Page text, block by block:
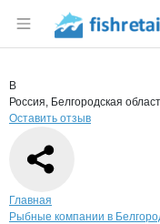
Раздел
Страница
Страница компании
Краткая
В
Россия, Белгородская
Оставить отзыв
Навигация по
Главная
Рыбные компании в